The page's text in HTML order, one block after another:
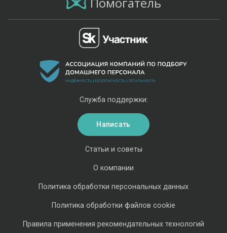
Статьи и советы
О компании
Политика обработки персональных данных
Политика обработки файлов cookie
Правила применения рекомендательных технологий
Служба поддержки:
Написать